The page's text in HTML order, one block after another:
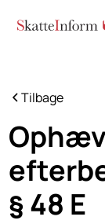
Tilbage
§ 48 E